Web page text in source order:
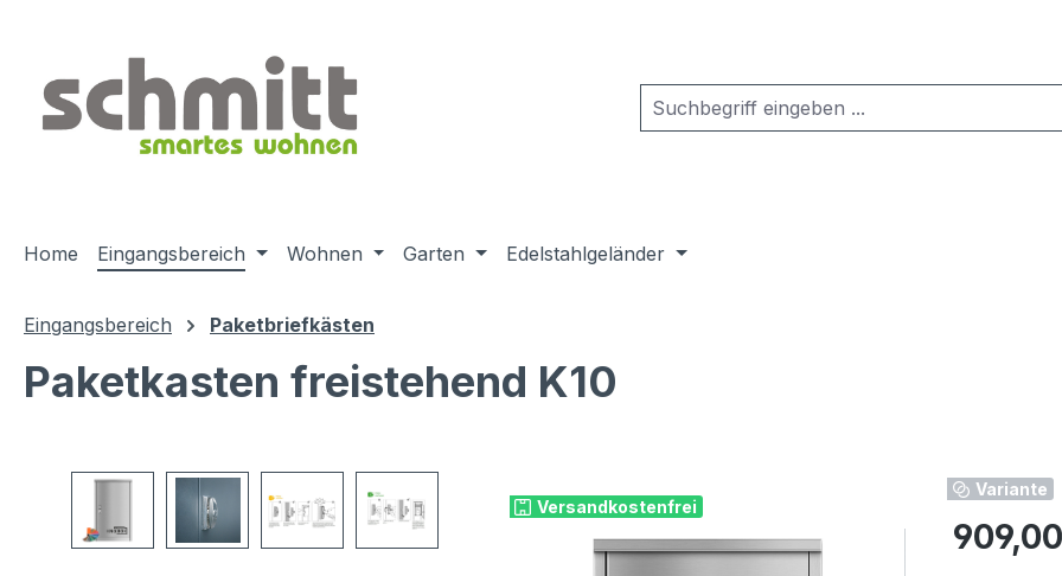
Home Eingangsbereich Wohnen Garten Edelstahlgeländer
Eingangsbereich Paketbriefkästen
Paketkasten freistehend K10
Versandkostenfrei
Variante
Regulärer